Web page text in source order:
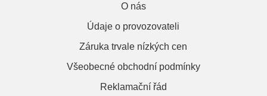
O nás
Údaje o provozovateli
Záruka trvale nízkých cen
Všeobecné obchodní podmínky
Reklamační řád